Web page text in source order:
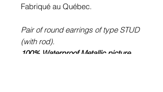
Fabriqué au Québec.
Pair of round earrings of type STUD
(with rod).
100% Waterproof Metallic picture